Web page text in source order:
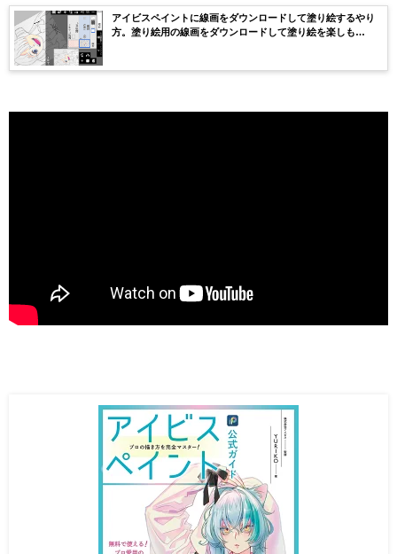
アイビスペイントに線画をダウンロードして塗り絵するやり
方。塗り絵用の線画をダウンロードして塗り絵を楽しも